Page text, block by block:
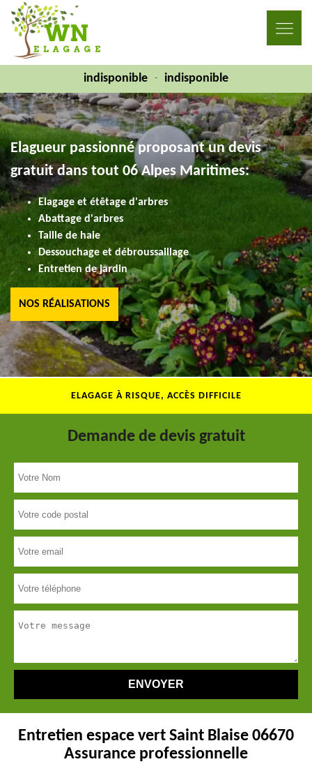
indisponible - indisponible
Elagueur passionné proposant un devis
gratuit dans tout 06 Alpes Maritimes:
Elagage et étêtage d'arbres
Abattage d'arbres
Taille de haie
Dessouchage et débroussaillage
Entretien de jardin
NOS RÉALISATIONS
ELAGAGE À RISQUE, ACCÈS DIFFICILE
Demande de devis gratuit
Entretien espace vert Saint Blaise 06670
Assurance professionnelle